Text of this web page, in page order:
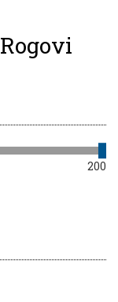
Rogovi
200